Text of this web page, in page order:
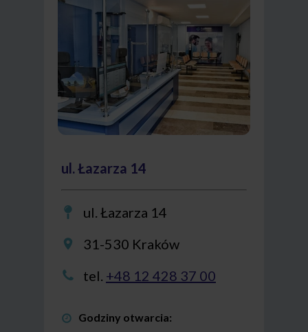
ul. Łazarza 14
ul. Łazarza 14
31-530 Kraków
tel. +48 12 428 37 00
Godziny otwarcia: